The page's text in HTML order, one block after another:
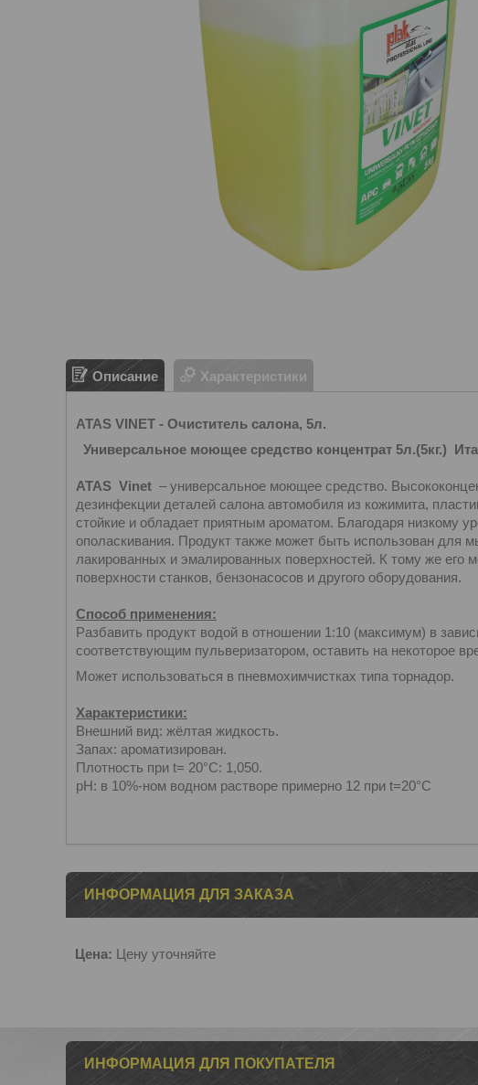
Описание Характеристики
ATAS VINET - Очиститель салона, 5л.
Универсальное моющее средство концентрат 5л.(5кг.)
ATAS Vinet – универсальное моющее средство.
дезинфекции деталей салона автомобиля из кожимита,
стойкие и обладает приятным ароматом. Благодаря низкому
ополаскивания. Продукт также может быть использован для
лакированных и эмалированных поверхностей. К тому же его
поверхности станков, бензонасосов и другого оборудования.
Способ применения:
Разбавить продукт водой в отношении 1:10 (максимум) в
соответствующим пульверизатором, оставить на некоторое
Может использоваться в пневмохимчистках типа торнадор.
Характеристики:
Внешний вид: жёлтая жидкость.
Запах: ароматизирован.
Плотность при t= 20°С: 1,050.
pH: в 10%-ном водном растворе примерно 12 при t=20°C
ИНФОРМАЦИЯ ДЛЯ ЗАКАЗА
Цена: Цену уточняйте
ИНФОРМАЦИЯ ДЛЯ ПОКУПАТЕЛЯ